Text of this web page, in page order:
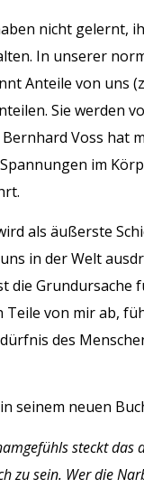
nicht gelernt,
In unserer
Anteile von uns
Sie werden
Voss hat
im
als äußerste
in der Welt
die
Teile von mir ab,
des
seinem neuen
steckt
zu sein. Wer die